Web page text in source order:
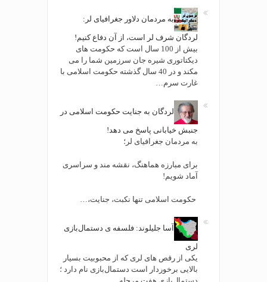
به مردمان دلاور جغرافیای لر:
لردگان شرف لر است، از آن دفاع کنیم!
بیش از 100 سال است که حکومت های
دیکتاتوری شیره جان سرزمین شما را می
مکند و در 40 سال گذشته حکومت اسلامی با
غارت سرم…
لردگان به جنایت حکومت اسلامی در
جنبش خیابانی پاسخ می دهد!
به مردمان جغرافیای لر؛
برای مبارزه هماهنگ، نقشه مند و سراسری
آماد شویم!
حکومت اسلامی تنها نکبت، جنایت،…
آسا جلیلوند: فلسفه ی دستمال‌بازی
لری
یکی از رقص های لری که از محبوبیت بسیار
بالایی برخوردار است دستمال‌بازی نام دارد ؛